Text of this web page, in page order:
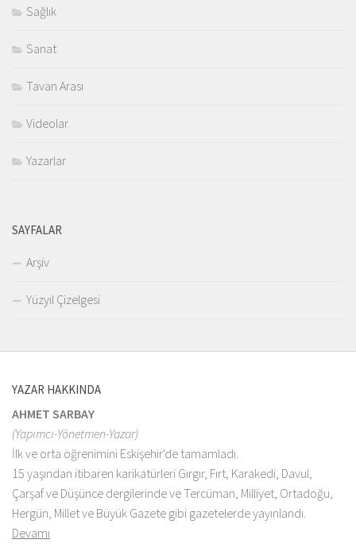
Sağlık
Sanat
Tavan Arası
Videolar
Yazarlar
SAYFALAR
Arşiv
Yüzyıl Çizelgesi
YAZAR HAKKINDA
AHMET SARBAY
(Yapımcı-Yönetmen-Yazar)
İlk ve orta öğrenimini Eskişehir'de tamamladı.
15 yaşından itibaren karikatürleri Gırgır, Fırt, Karakedi, Davul,
Çarşaf ve Düşünce dergilerinde ve Tercüman, Milliyet, Ortadoğu,
Hergün, Millet ve Büyük Gazete gibi gazetelerde yayınlandı.
Devamı